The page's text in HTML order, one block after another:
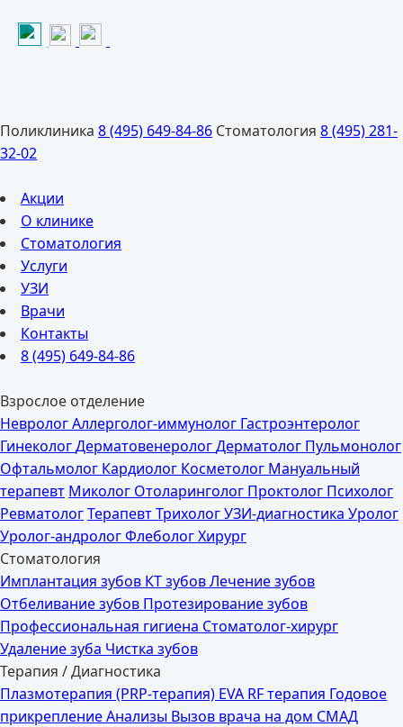
Поликлиника 8 (495) 649-84-86 Стоматология 8 (495) 281-
32-02
Акции
О клинике
Стоматология
Услуги
УЗИ
Врачи
Контакты
8 (495) 649-84-86
Взрослое отделение
НеврологАллерголог-иммунолог Гастроэнтеролог
ГинекологДерматовенерологДерматолог Пульмонолог
Офтальмолог Кардиолог Косметолог Мануальный
терапевт Миколог Отоларинголог Проктолог Психолог
РевматологТерапевтТрихологУЗИ-диагностика Уролог
Уролог-андрологФлебологХирург
Стоматология
Имплантация зубов КТ зубовЛечение зубов
Отбеливание зубов Протезирование зубов
Профессиональная гигиена Стоматолог-хирург
Удаление зуба Чистка зубов
Терапия / Диагностика
Плазмотерапия (PRP-терапия) EVA RF терапия Годовое
прикреплениеАнализы Вызов врача на дом СМАД